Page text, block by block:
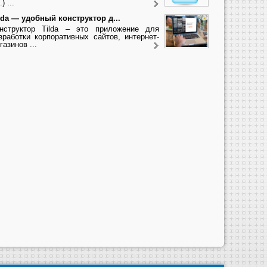
...
— удобный конструктор д...
Tilda – это приложение для
корпоративных сайтов, интернет-
...